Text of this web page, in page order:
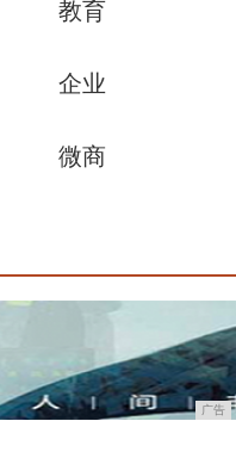
教育
企业
微商
广告